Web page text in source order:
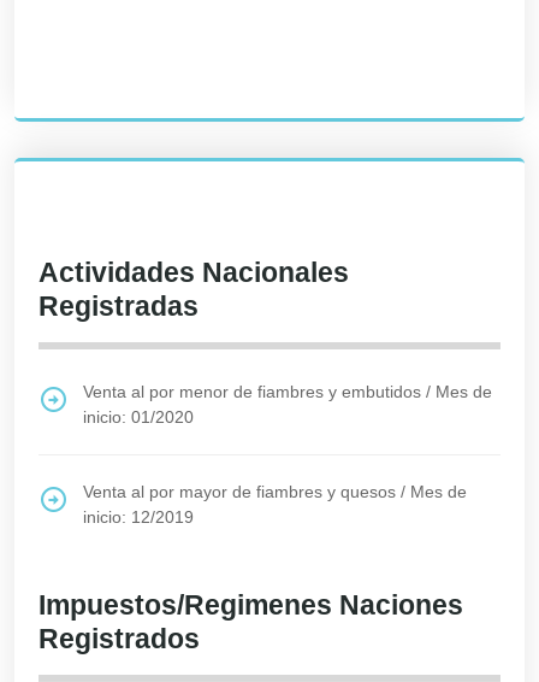
Actividades Nacionales
Registradas
Venta al por menor de fiambres y embutidos / Mes de
inicio: 01/2020
Venta al por mayor de fiambres y quesos / Mes de
inicio: 12/2019
Impuestos/Regimenes Naciones
Registrados